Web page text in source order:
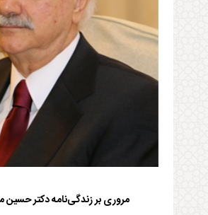
مروری بر زندگی‌نامه دکتر حسین